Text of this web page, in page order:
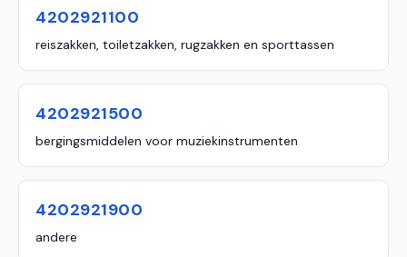
4202921100
reiszakken, toiletzakken, rugzakken en sporttassen
4202921500
bergingsmiddelen voor muziekinstrumenten
4202921900
andere